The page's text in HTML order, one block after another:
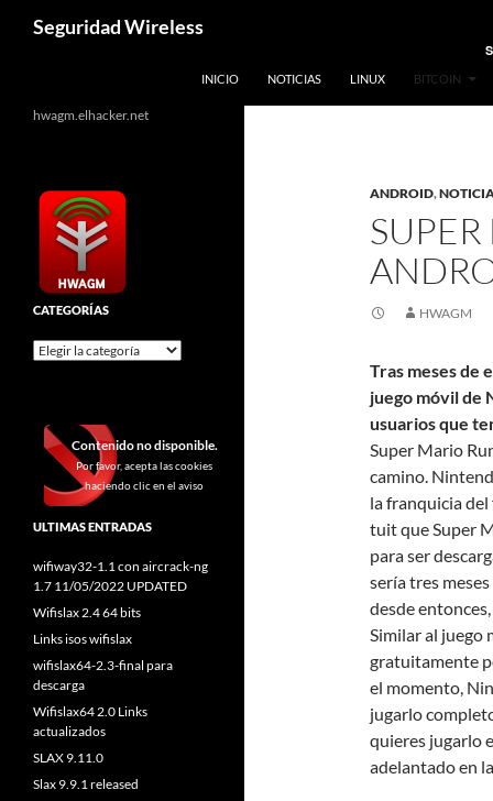
Seguridad Wireless
INICIO NOTICIAS LINUX BITCOIN
ANDROID,
HWAGM
Tras meses de
juego móvil de
usuarios que
Super Mario
camino.
la franquicia
tuit que Super
para ser
sería tres
desde
Similar al juego
gratuitamente
el momento,
jugarlo
quieres jugarlo
adelantado en
hwagm.elhacker.net
CATEGORÍAS
Categorías
Contenido no disponible.
Por favor, acepta las cookies
haciendo clic en el aviso
ULTIMAS ENTRADAS
wifiway32-1.1 con aircrack-ng
1.7 11/05/2022 UPDATED
Wifislax 2.4 64 bits
Links isos wifislax
wifislax64-2.3-final para
descarga
Wifislax64 2.0 Links
actualizados
SLAX 9.11.0
Slax 9.9.1 released